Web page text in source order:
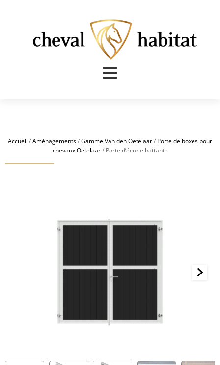
Accueil /Aménagements/Gamme Van den Oetelaar/ Porte de boxes pour
chevaux Oetelaar/ Porte d’écurie battante